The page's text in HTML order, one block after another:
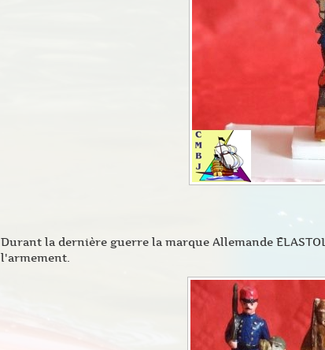
Durant la dernière guerre la marque Allemande
l'armement.